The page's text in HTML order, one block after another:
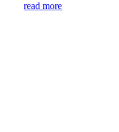
read more